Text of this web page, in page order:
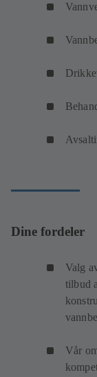
Dine fordeler
Valg
tilbud
Vår